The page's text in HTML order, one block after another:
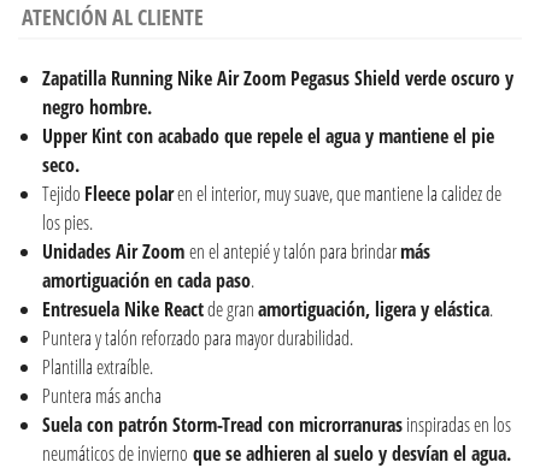
ATENCIÓN AL CLIENTE
Zapatilla Running Nike Air Zoom Pegasus Shield verde oscuro y
negro hombre.
Upper Kint con acabado que repele el agua y mantiene el pie
seco.
Tejido Fleece polaren el interior, muy suave, que mantiene la calidez de
los pies.
Unidades Air Zoomen el antepié y talón para brindarmás
amortiguación en cada paso.
Entresuela Nike Reactde granamortiguación, ligera y elástica.
Puntera y talón reforzado para mayor durabilidad.
Plantilla extraíble.
Puntera más ancha
Suela con patrón Storm-Tread con microrranurasinspiradas en los
neumáticos de invierno que se adhieren al suelo y desvían el agua.